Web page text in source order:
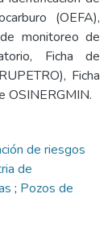
(OEFA),
monitoreo de
Ficha de
Ficha
OSINERGMIN.
de riesgos
de
; Pozos de